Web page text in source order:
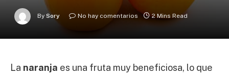
By Sory No hay comentarios 2 Mins Read
La naranja es una fruta muy beneficiosa, lo que